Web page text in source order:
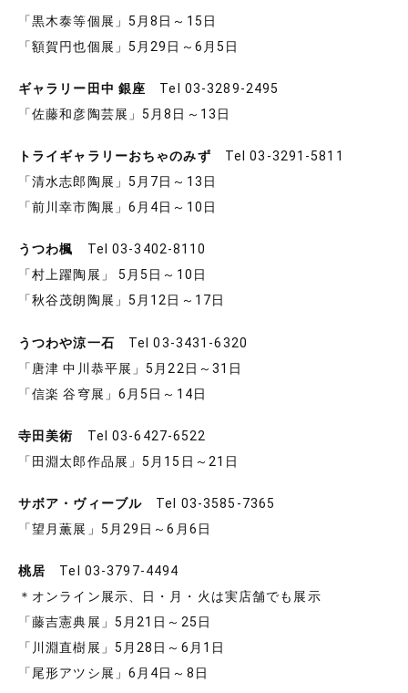
「黒木泰等個展」5月8日～15日
「額賀円也個展」5月29日～6月5日
ギャラリー田中 銀座 Tel 03-3289-2495
「佐藤和彦陶芸展」5月8日～13日
トライギャラリーおちゃのみず Tel 03-3291-5811
「清水志郎陶展」5月7日～13日
「前川幸市陶展」6月4日～10日
うつわ楓 Tel 03-3402-8110
「村上躍陶展」 5月5日～10日
「秋谷茂朗陶展」5月12日～17日
うつわや涼一石 Tel 03-3431-6320
「唐津 中川恭平展」5月22日～31日
「信楽 谷穹展」6月5日～14日
寺田美術 Tel 03-6427-6522
「田淵太郎作品展」5月15日～21日
サボア・ヴィーブル Tel 03-3585-7365
「望月薫展」5月29日～6月6日
桃居 Tel 03-3797-4494
＊オンライン展示、日・月・火は実店舗でも展示
「藤吉憲典展」5月21日～25日
「川淵直樹展」5月28日～6月1日
「尾形アツシ展」6月4日～8日